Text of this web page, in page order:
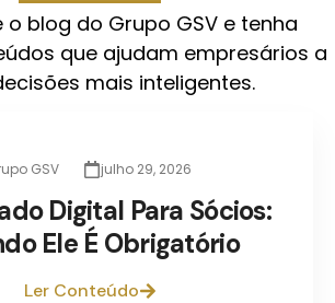
blog do Grupo GSV e tenha
que ajudam empresários a
mais inteligentes.
GSV julho 29, 2026
Digital Para Sócios:
Ele É Obrigatório
Ler Conteúdo